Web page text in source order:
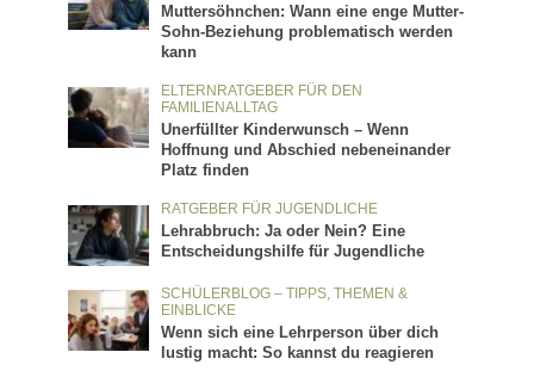
Muttersöhnchen: Wann eine enge Mutter-
Sohn-Beziehung problematisch werden
kann
ELTERNRATGEBER FÜR DEN
FAMILIENALLTAG
Unerfüllter Kinderwunsch – Wenn
Hoffnung und Abschied nebeneinander
Platz finden
RATGEBER FÜR JUGENDLICHE
Lehrabbruch: Ja oder Nein? Eine
Entscheidungshilfe für Jugendliche
SCHÜLERBLOG – TIPPS, THEMEN &
EINBLICKE
Wenn sich eine Lehrperson über dich
lustig macht: So kannst du reagieren